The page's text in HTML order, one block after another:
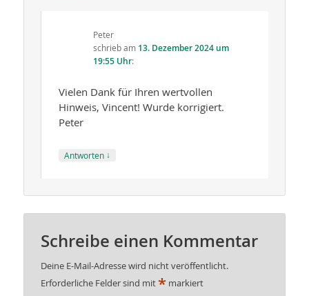
Peter
schriebam 13. Dezember 2024 um
19:55 Uhr:
Vielen Dank für Ihren wertvollen
Hinweis, Vincent! Wurde korrigiert.
Peter
Antworten ↓
Schreibe einen Kommentar
Deine E-Mail-Adresse wird nicht veröffentlicht.
Erforderliche Felder sind mit * markiert